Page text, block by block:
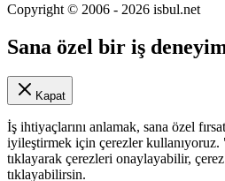
Copyright © 2006 - 2026 isbul.net
Sana özel bir iş
Kapat
İş ihtiyaçlarını anlamak, sana özel
iyileştirmek için çerezler
tıklayarak çerezleri onaylayabilir,
tıklayabilirsin.